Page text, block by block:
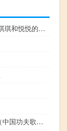
琪琪和悦悦的玩具2018（琪琪和悦悦的玩具）
中国功夫歌曲原唱屠洪刚（中国功夫歌曲）